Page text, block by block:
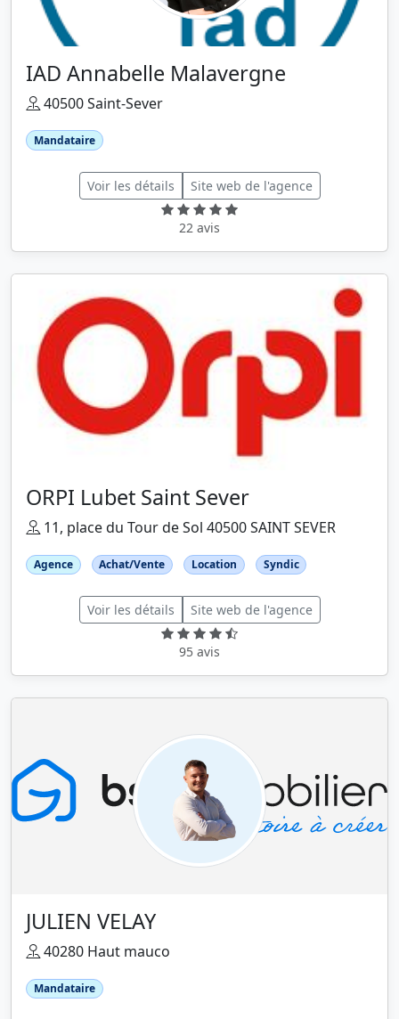
IAD Annabelle Malavergne
40500 Saint-Sever
Mandataire
Voir les détails Site web de l'agence
22 avis
ORPI Lubet Saint Sever
11, place du Tour de Sol 40500 SAINT SEVER
Agence Achat/Vente Location Syndic
Voir les détails Site web de l'agence
95 avis
JULIEN VELAY
40280 Haut mauco
Mandataire